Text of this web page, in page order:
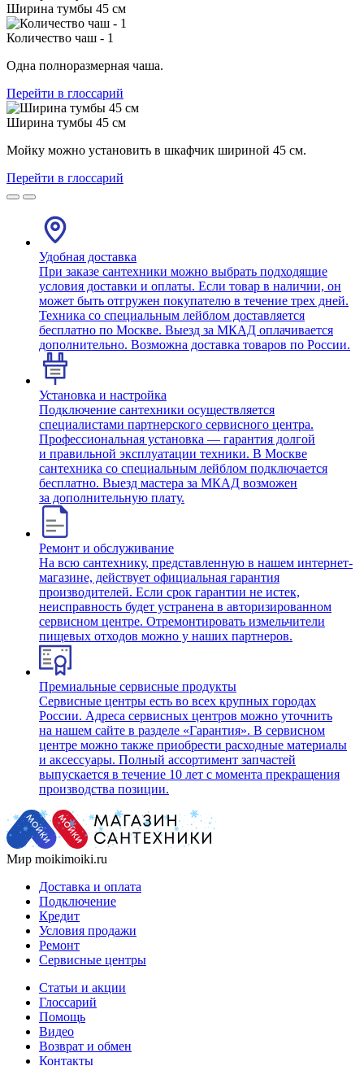
Ширина тумбы 45 см
Количество чаш - 1
Одна полноразмерная чаша.
Перейти в глоссарий
Ширина тумбы 45 см
Мойку можно установить в шкафчик шириной 45 см.
Перейти в глоссарий
Удобная доставка
При заказе сантехники можно выбрать подходящие
условия доставки и оплаты. Если товар в наличии, он
может быть отгружен покупателю в течение трех дней.
Техника со специальным лейблом доставляется
бесплатно по Москве. Выезд за МКАД оплачивается
дополнительно. Возможна доставка товаров по России.
Установка и настройка
Подключение сантехники осуществляется
специалистами партнерского сервисного центра.
Профессиональная установка — гарантия долгой
и правильной эксплуатации техники. В Москве
сантехника со специальным лейблом подключается
бесплатно. Выезд мастера за МКАД возможен
за дополнительную плату.
Ремонт и обслуживание
На всю сантехнику, представленную в нашем интернет-
магазине, действует официальная гарантия
производителей. Если срок гарантии не истек,
неисправность будет устранена в авторизированном
сервисном центре. Отремонтировать измельчители
пищевых отходов можно у наших партнеров.
Премиальные сервисные продукты
Сервисные центры есть во всех крупных городах
России. Адреса сервисных центров можно уточнить
на нашем сайте в разделе «Гарантия». В сервисном
центре можно также приобрести расходные материалы
и аксессуары. Полный ассортимент запчастей
выпускается в течение 10 лет с момента прекращения
производства позиции.
Мир moikimoiki.ru
Доставка и оплата
Подключение
Кредит
Условия продажи
Ремонт
Сервисные центры
Статьи и акции
Глоссарий
Помощь
Видео
Возврат и обмен
Контакты